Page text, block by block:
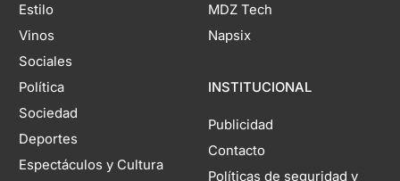
Estilo
Vinos
Sociales
Política
Sociedad
Deportes
Espectáculos y Cultura
MDZ Tech
Napsix
INSTITUCIONAL
Publicidad
Contacto
Políticas de seguridad y